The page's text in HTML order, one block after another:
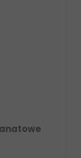
Skarpety